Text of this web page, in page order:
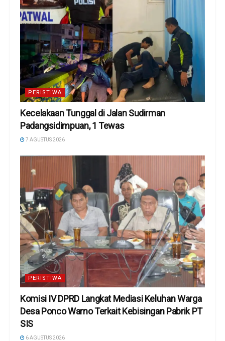
PERISTIWA
Kecelakaan Tunggal di Jalan Sudirman
Padangsidimpuan, 1 Tewas
7 AGUSTUS 2026
PERISTIWA
Komisi IV DPRD Langkat Mediasi Keluhan Warga
Desa Ponco Warno Terkait Kebisingan Pabrik PT
SIS
6 AGUSTUS 2026